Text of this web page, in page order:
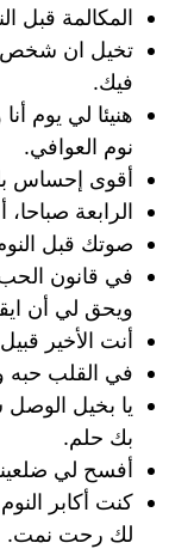
المكالمة قبل
تخيل ان شخص
فيك.
هنيئا لي يوم
نوم العوافي.
أقوى إحساس
الرابعة
صوتك قبل
في قانون الحب
ويحق لي أن
أنت الأخير
في القلب حبه
يا بخيل
بك حلم.
أفسح لي
كنت أكابر
لك رحت نمت.